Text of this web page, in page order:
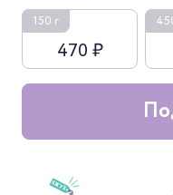
150 г
470 ₽